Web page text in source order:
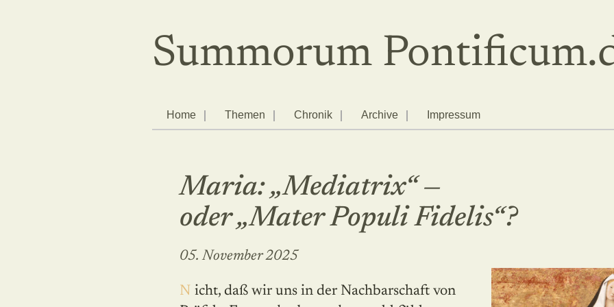
Summorum
Home Themen Chronik Archive Impressum
Maria: „Mediatrix“ —
oder „Mater Populi Fidelis“?
05. November 2025
Nicht, daß wir uns in der Nachbarschaft von